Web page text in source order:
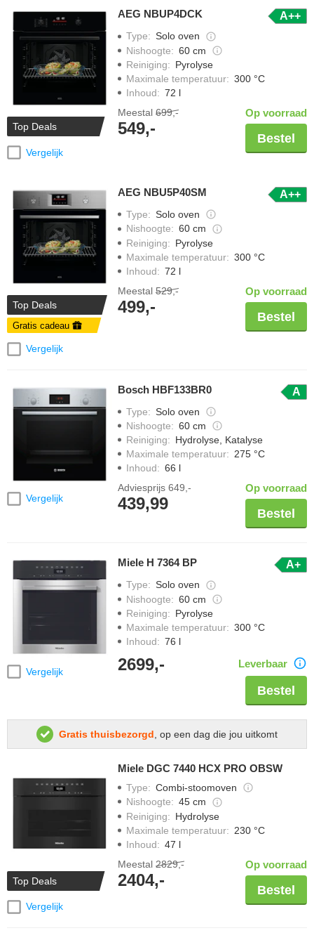
Top Deals
Vergelijk
AEG NBUP4DCK A++
Type: Solo oven
Nishoogte: 60 cm
Reiniging: Pyrolyse
Maximale temperatuur: 300 °C
Inhoud: 72 l
Meestal 699,-
549,-
Op voorraad
Bestel
Top Deals
Gratis cadeau
Vergelijk
AEG NBU5P40SM A++
Type: Solo oven
Nishoogte: 60 cm
Reiniging: Pyrolyse
Maximale temperatuur: 300 °C
Inhoud: 72 l
Meestal 529,-
499,-
Op voorraad
Bestel
Vergelijk
Bosch HBF133BR0 A
Type: Solo oven
Nishoogte: 60 cm
Reiniging: Hydrolyse, Katalyse
Maximale temperatuur: 275 °C
Inhoud: 66 l
Adviesprijs 649,-
439,99
Op voorraad
Bestel
Vergelijk
Miele H 7364 BP A+
Type: Solo oven
Nishoogte: 60 cm
Reiniging: Pyrolyse
Maximale temperatuur: 300 °C
Inhoud: 76 l
2699,- Leverbaar
Bestel
Gratis thuisbezorgd , op een dag die jou uitkomt
Top Deals
Vergelijk
Miele DGC 7440 HCX PRO OBSW
Type: Combi-stoomoven
Nishoogte: 45 cm
Reiniging: Hydrolyse
Maximale temperatuur: 230 °C
Inhoud: 47 l
Meestal 2829,-
2404,-
Op voorraad
Bestel